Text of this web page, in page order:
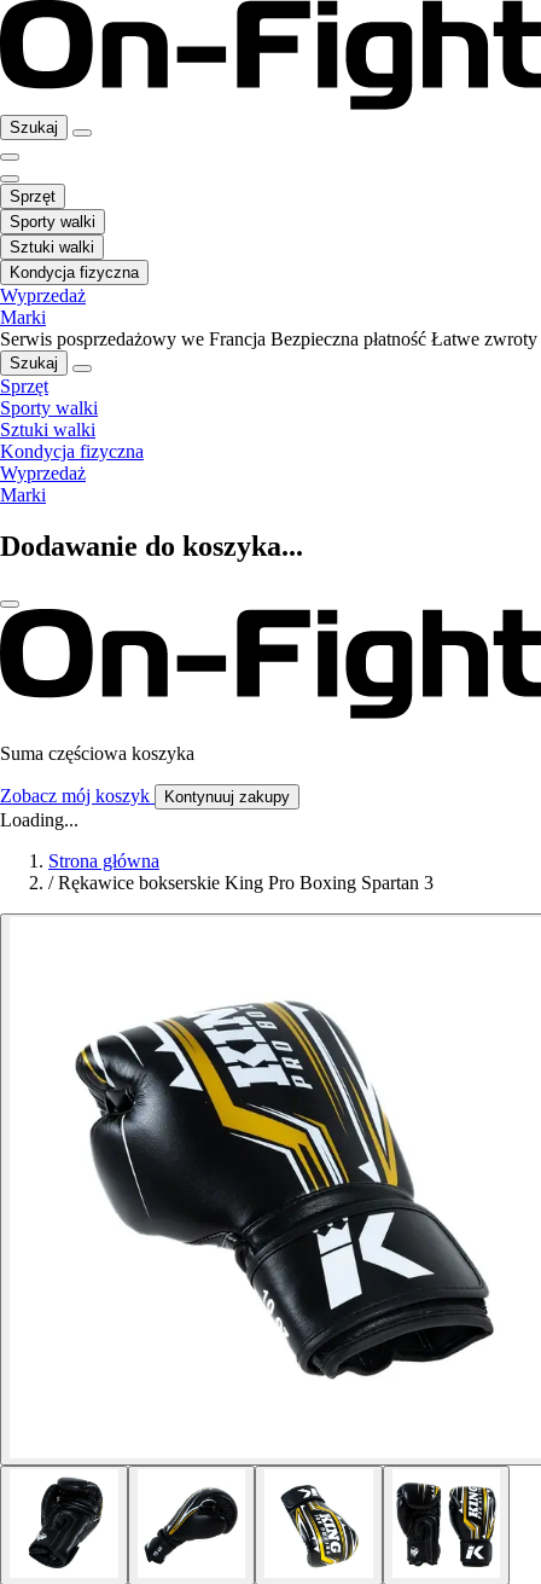
Szukaj
Sprzęt
Sporty walki
Sztuki walki
Kondycja fizyczna
Wyprzedaż
Marki
Serwis posprzedażowy we Francja Bezpieczna płatność Łatwe zwroty
Szukaj
Sprzęt
Sporty walki
Sztuki walki
Kondycja fizyczna
Wyprzedaż
Marki
Dodawanie do koszyka...
Suma częściowa koszyka
Zobacz mój koszyk Kontynuuj zakupy
Loading...
Strona główna
/ Rękawice bokserskie King Pro Boxing Spartan 3